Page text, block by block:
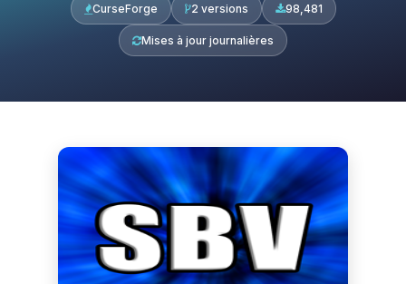
CurseForge 2 versions 98,481
Mises à jour journalières